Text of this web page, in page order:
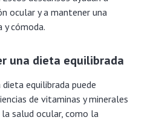
ocular y a mantener una
y cómoda.
una dieta equilibrada
equilibrada puede
de vitaminas y minerales
salud ocular, como la